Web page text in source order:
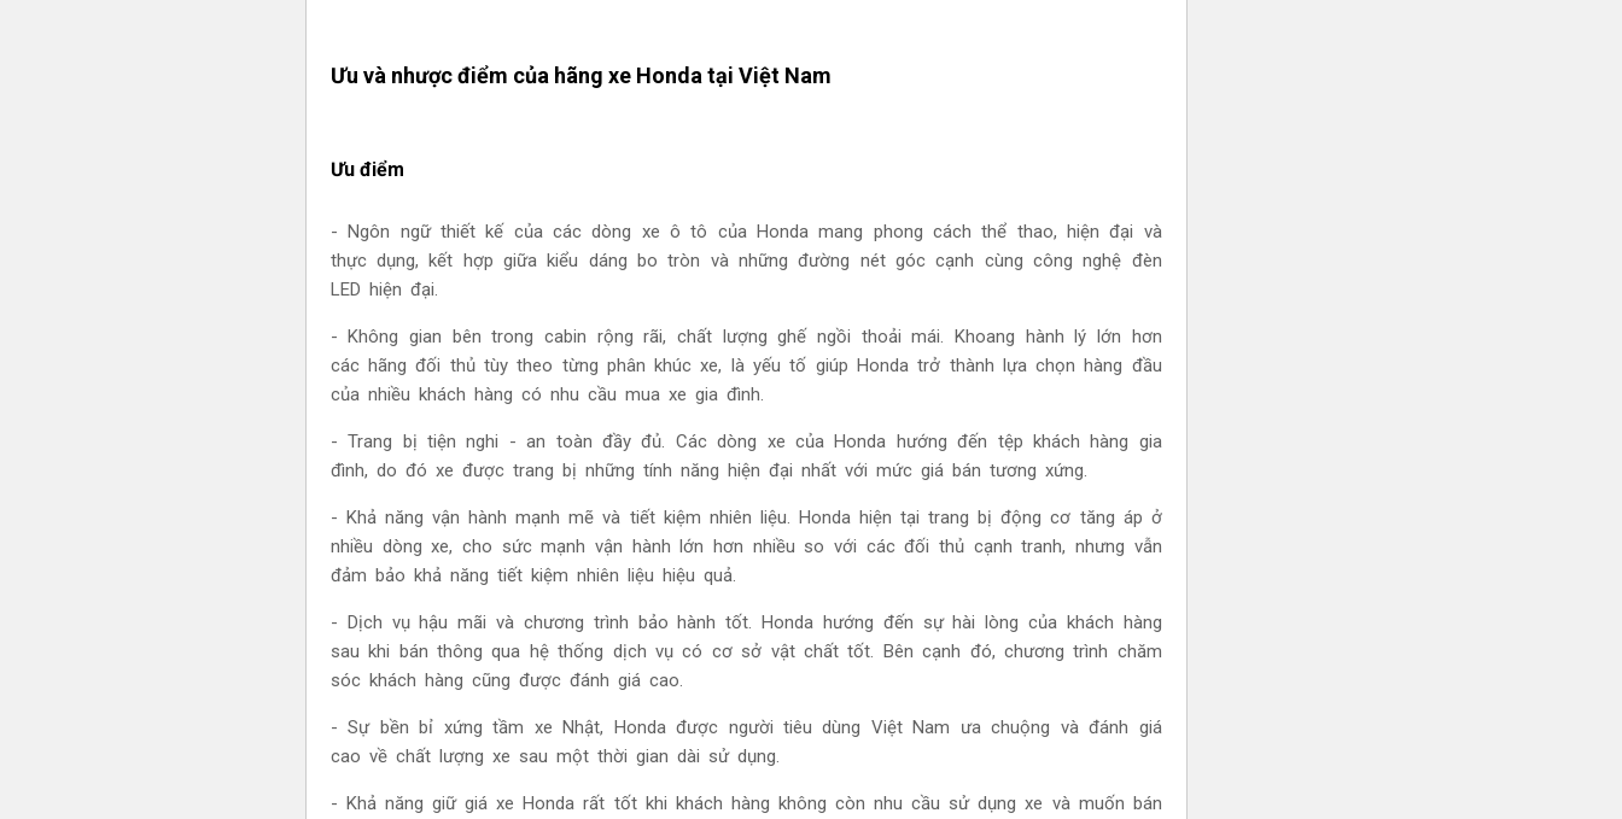
Ưu và nhược điểm của hãng xe Honda tại Việt Nam
Ưu điểm
- Ngôn ngữ thiết kế của các dòng xe ô tô của Honda mang phong cách thể thao, hiện đại và
thực dụng, kết hợp giữa kiểu dáng bo tròn và những đường nét góc cạnh cùng công nghệ đèn
LED hiện đại.
- Không gian bên trong cabin rộng rãi, chất lượng ghế ngồi thoải mái. Khoang hành lý lớn hơn
các hãng đối thủ tùy theo từng phân khúc xe, là yếu tố giúp Honda trở thành lựa chọn hàng đầu
của nhiều khách hàng có nhu cầu mua xe gia đình.
- Trang bị tiện nghi - an toàn đầy đủ. Các dòng xe của Honda hướng đến tệp khách hàng gia
đình, do đó xe được trang bị những tính năng hiện đại nhất với mức giá bán tương xứng.
- Khả năng vận hành mạnh mẽ và tiết kiệm nhiên liệu. Honda hiện tại trang bị động cơ tăng áp ở
nhiều dòng xe, cho sức mạnh vận hành lớn hơn nhiều so với các đối thủ cạnh tranh, nhưng vẫn
đảm bảo khả năng tiết kiệm nhiên liệu hiệu quả.
- Dịch vụ hậu mãi và chương trình bảo hành tốt. Honda hướng đến sự hài lòng của khách hàng
sau khi bán thông qua hệ thống dịch vụ có cơ sở vật chất tốt. Bên cạnh đó, chương trình chăm
sóc khách hàng cũng được đánh giá cao.
- Sự bền bỉ xứng tầm xe Nhật, Honda được người tiêu dùng Việt Nam ưa chuộng và đánh giá
cao về chất lượng xe sau một thời gian dài sử dụng.
- Khả năng giữ giá xe Honda rất tốt khi khách hàng không còn nhu cầu sử dụng xe và muốn bán